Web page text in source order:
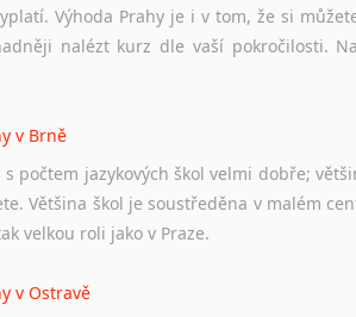
Výhoda Prahy je i v tom, že si
nalézt kurz dle vaší pokročilosti.
v Brně
počtem jazykových škol velmi dobře;
Většina škol je soustředěna v malém
velkou roli jako v Praze.
v Ostravě